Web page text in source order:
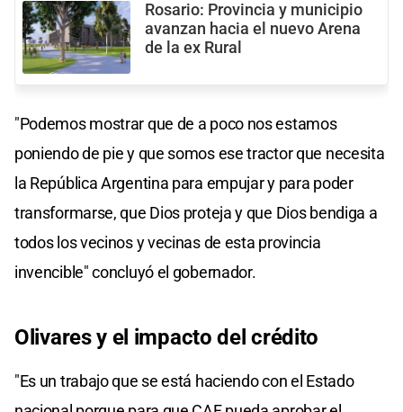
Rosario: Provincia y municipio
avanzan hacia el nuevo Arena
de la ex Rural
"Podemos mostrar que de a poco nos estamos
poniendo de pie y que somos ese tractor que necesita
la República Argentina para empujar y para poder
transformarse, que Dios proteja y que Dios bendiga a
todos los vecinos y vecinas de esta provincia
invencible" concluyó el gobernador.
Olivares y el impacto del crédito
"Es un trabajo que se está haciendo con el Estado